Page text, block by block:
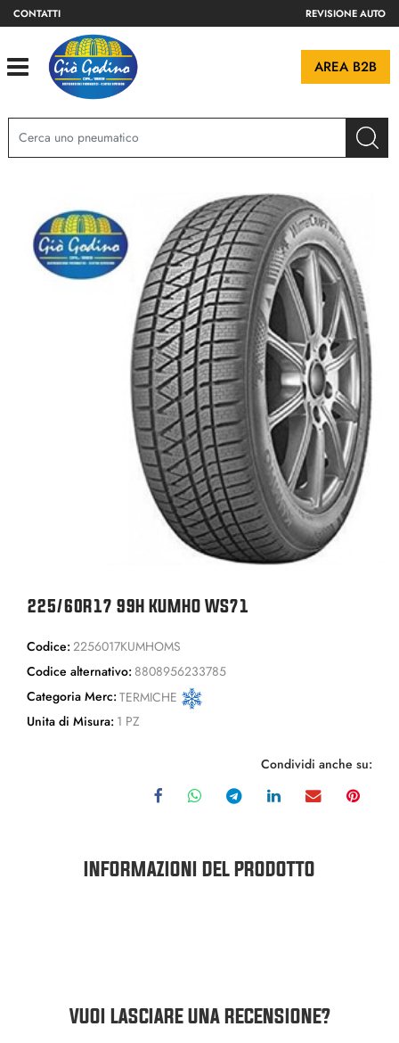
CONTATTI REVISIONE AUTO
Open AREA B2B
225/60R17 99H KUMHO WS71
Codice: 2256017KUMHOMS
Codice alternativo: 8808956233785
Categoria Merc: TERMICHE
Unita di Misura: 1 PZ
Condividi anche su:
INFORMAZIONI DEL PRODOTTO
VUOI LASCIARE UNA RECENSIONE?